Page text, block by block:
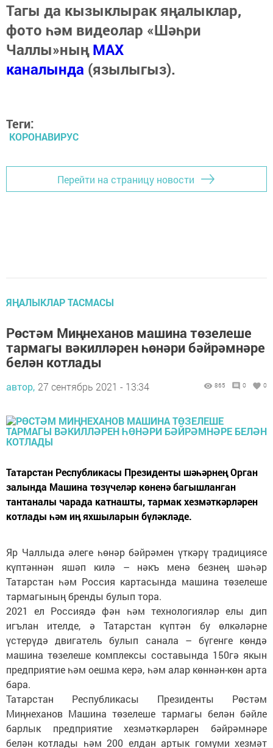
Тагы да кызыклырак яңалыклар,
фото һәм видеолар «Шәһри
Чаллы»ныңMAX
каналында (язылыгыз).
Теги:
КОРОНАВИРУС
Перейти на страницу новости
ЯҢАЛЫКЛАР ТАСМАСЫ
Рөстәм Миңнеханов машина төзелеше
тармагы вәкилләрен һөнәри бәйрәмнәре
белән котлады
автор, 27 сентябрь 2021 - 13:34 865 0 0
Татарстан Республикасы Президенты шәһәрнең Орган
залында Машина төзүчеләр көненә багышланган
тантаналы чарада катнашты, тармак хезмәткәрләрен
котлады һәм иң яхшыларын бүләкләде.
Яр Чаллыда әлеге һөнәр бәйрәмен үткәрү традициясе
күптәннән яшәп килә – нәкъ менә безнең шәһәр
Татарстан һәм Россия картасында машина төзелеше
тармагының бренды булып тора.
2021 ел Россиядә фән һәм технологияләр елы дип
игълан ителде, ә Татарстан күптән бу өлкәләрне
үстерүдә двигатель булып санала – бүгенге көндә
машина төзелеше комплексы составында 150гә якын
предприятие һәм оешма керә, һәм алар көннән-көн арта
бара.
Татарстан Республикасы Президенты Рөстәм
Миңнеханов Машина төзелеше тармагы белән бәйле
барлык предприятие хезмәткәрләрен бәйрәмнәре
белән котлады һәм 200 елдан артык гомуми хезмәт